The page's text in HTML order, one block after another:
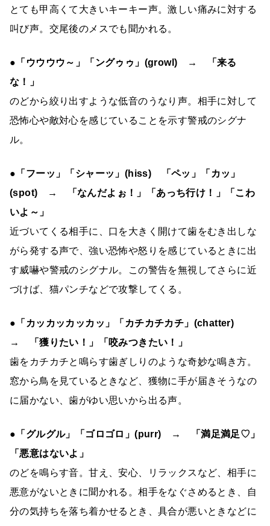
とても甲高くて大きいキーキー声。激しい痛みに対する
叫び声。交尾後のメスでも聞かれる。
●「ウウウウ～」「ングゥゥ」(growl) → 「来る
な！」
のどから絞り出すような低音のうなり声。相手に対して
恐怖心や敵対心を感じていることを示す警戒のシグナ
ル。
●「フーッ」「シャーッ」(hiss) 「ペッ」「カッ」
(spot) → 「なんだよぉ！」「あっち行け！」「こわ
いよ～」
近づいてくる相手に、口を大きく開けて歯をむき出しな
がら発する声で、強い恐怖や怒りを感じているときに出
す威嚇や警戒のシグナル。この警告を無視してさらに近
づけば、猫パンチなどで攻撃してくる。
●「カッカッカッカッ」「カチカチカチ」(chatter)
→ 「獲りたい！」「咬みつきたい！」
歯をカチカチと鳴らす歯ぎしりのような奇妙な鳴き方。
窓から鳥を見ているときなど、獲物に手が届きそうなの
に届かない、歯がゆい思いから出る声。
●「グルグル」「ゴロゴロ」(purr) → 「満足満足♡」
「悪意はないよ」
のどを鳴らす音。甘え、安心、リラックスなど、相手に
悪意がないときに聞かれる。相手をなぐさめるとき、自
分の気持ちを落ち着かせるとき、具合が悪いときなどに